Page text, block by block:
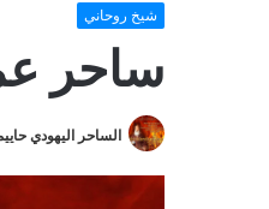
شيخ روحاني
ساحر
الساحر اليهودي